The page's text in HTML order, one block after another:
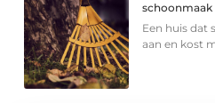
Een huis dat
aan en kost